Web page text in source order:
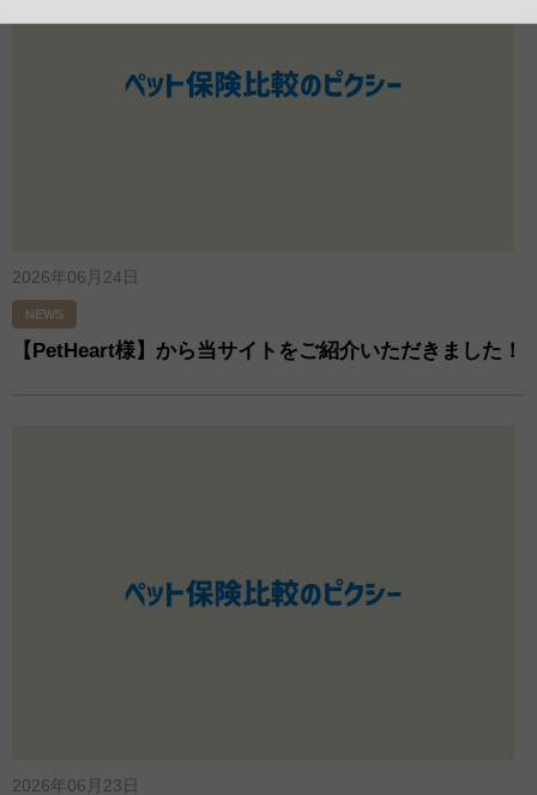
2026年06月24日
NEWS
【PetHeart様】から当サイトをご紹介いただきました！
2026年06月23日